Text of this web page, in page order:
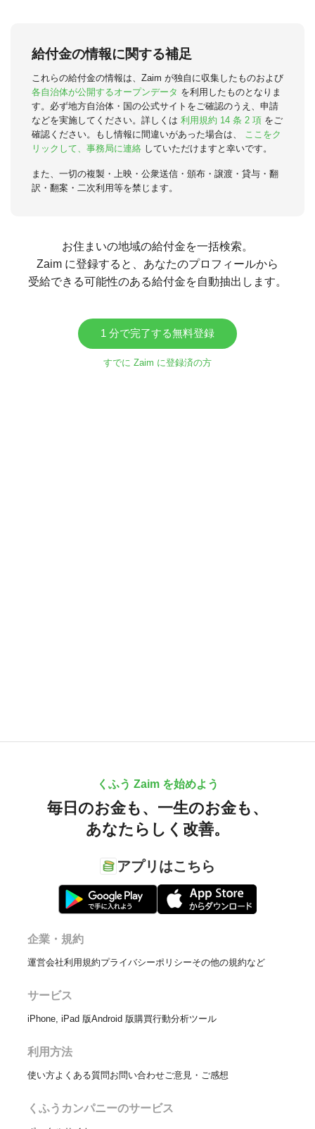
給付金の情報に関する補足
これらの給付金の情報は、Zaim が独自に収集したものおよび
各自治体が公開するオープンデータ を利用したものとなりま
す。必ず地方自治体・国の公式サイトをご確認のうえ、申請
などを実施してください。詳しくは 利用規約 14 条 2 項 をご
確認ください。もし情報に間違いがあった場合は、
ここをク
リックして、事務局に連絡 していただけますと幸いです。
また、一切の複製・上映・公衆送信・頒布・譲渡・貸与・翻
訳・翻案・二次利用等を禁じます。
お住まいの地域の給付金を一括検索。
Zaim に登録すると、あなたのプロフィールから
受給できる可能性のある給付金を自動抽出します。
1 分で完了する無料登録
すでに Zaim に登録済の方
くふう Zaim を始めよう
毎日のお金も、 一生のお金も、
あなたらしく改善。
アプリはこちら
企業・規約
運営会社利用規約プライバシーポリシーその他の規約など
サービス
iPhone, iPad 版Android 版購買行動分析ツール
利用方法
使い方よくある質問お問い合わせ ご意見・ご感想
くふうカンパニーのサービス